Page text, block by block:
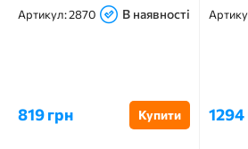
Артикул:2870 В наявності
819 грн Купити 1294